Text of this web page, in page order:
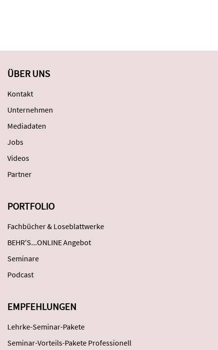
ÜBER UNS
Kontakt
Unternehmen
Mediadaten
Jobs
Videos
Partner
PORTFOLIO
Fachbücher & Loseblattwerke
BEHR'S...ONLINE Angebot
Seminare
Podcast
EMPFEHLUNGEN
Lehrke-Seminar-Pakete
Seminar-Vorteils-Pakete Professionell